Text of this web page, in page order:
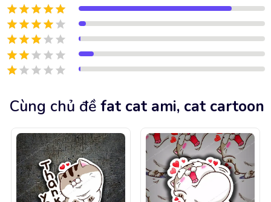
Cùng chủ đề fat cat ami, cat cartoon